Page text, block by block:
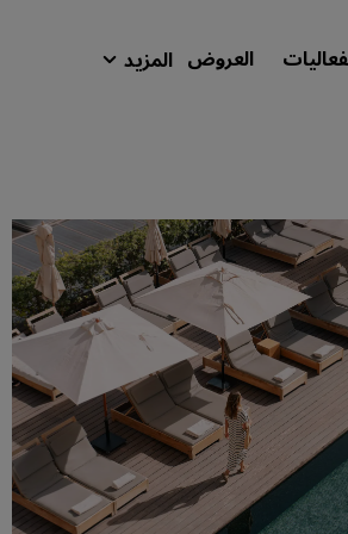
العروض المزيد
الوجهات
المنتجعات
شقق فندقية مجهزة
فنادق قريبة من المطار
الفنادق الجديدة والمرتقب
الاجتماعات والفعاليات
استكشف برنامج Radisson Meetings